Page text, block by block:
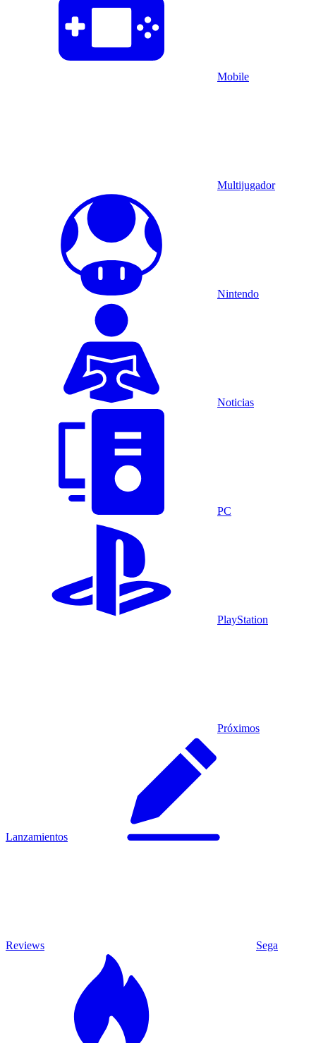
Mobile
Multijugador
Nintendo
Noticias
PC
PlayStation
Próximos
Lanzamientos
Reviews Sega